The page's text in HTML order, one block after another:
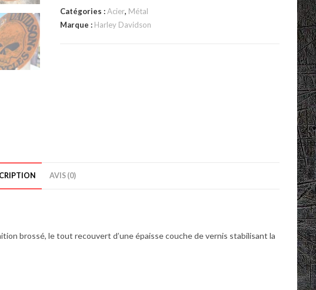
HD
Skull
Catégories :Acier, Métal
Marque : Harley Davidson
AVIS (0)
brossé, le tout recouvert d’une épaisse couche de vernis stabilisant la